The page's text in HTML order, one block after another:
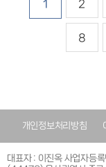
1 2
8
개인정보처리방침
대표자 : 이진옥 사업자